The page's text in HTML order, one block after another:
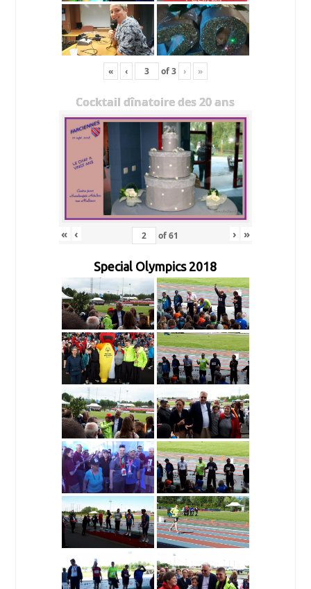
« ‹ of3 › »
Cocktail dînatoire des 20 ans
« ‹ of61 › »
Special Olympics 2018